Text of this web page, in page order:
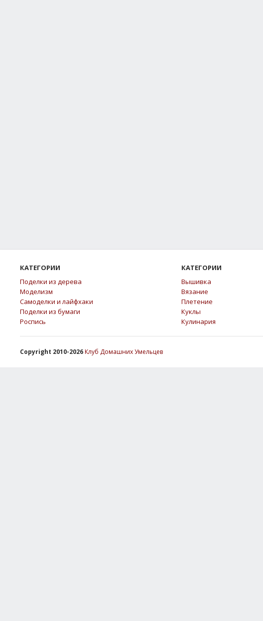
КАТЕГОРИИ
Поделки из дерева
Моделизм
Самоделки и лайфхаки
Поделки из бумаги
Роспись
КАТЕГОРИИ
Вышивка
Вязание
Плетение
Куклы
Кулинария
Copyright 2010-2026Клуб Домашних Умельцев